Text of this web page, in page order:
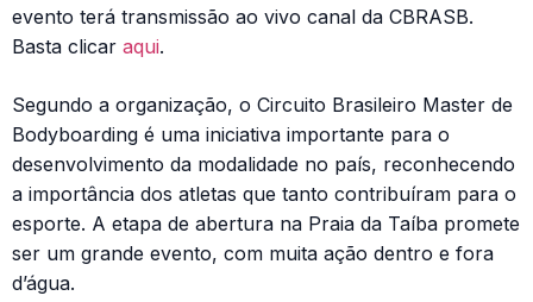
evento terá transmissão ao vivo canal da CBRASB.
Basta clicar aqui.
Segundo a organização, o Circuito Brasileiro Master de
Bodyboarding é uma iniciativa importante para o
desenvolvimento da modalidade no país, reconhecendo
a importância dos atletas que tanto contribuíram para o
esporte. A etapa de abertura na Praia da Taíba promete
ser um grande evento, com muita ação dentro e fora
d’água.